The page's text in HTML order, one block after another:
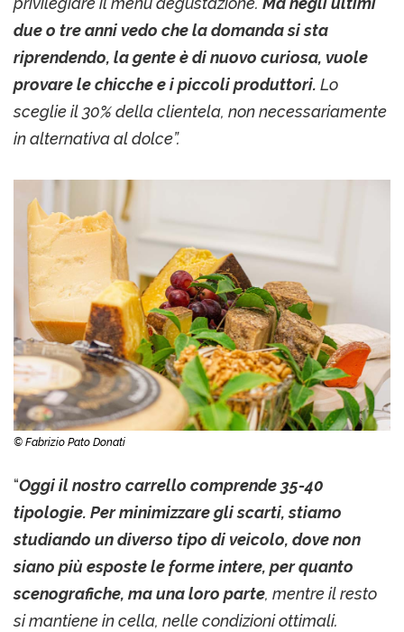
due o tre anni vedo che la domanda si sta
riprendendo, la gente è di nuovo curiosa, vuole
provare le chicche e i piccoli produttori. Lo
sceglie il 30% della clientela, non necessariamente
in alternativa al dolce”.
© Fabrizio Pato Donati
“Oggi il nostro carrello comprende 35-40
tipologie. Per minimizzare gli scarti, stiamo
studiando un diverso tipo di veicolo, dove non
siano più esposte le forme intere, per quanto
scenografiche, ma una loro parte, mentre il resto
si mantiene in cella, nelle condizioni ottimali.